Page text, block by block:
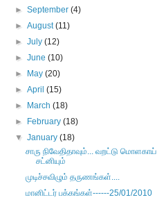
►September(4)
►August(11)
►July(12)
►June(10)
►
May(20)
►April(15)
►
March(18)
►
February(18)
▼January(18)
சாரு நிவேதிதாவும்... வறட்டு மொளகாய்
சட்னியும்
முடிச்சவிழும் தருணங்கள்....
மானிட்டர் பக்கங்கள்------25/01/2010